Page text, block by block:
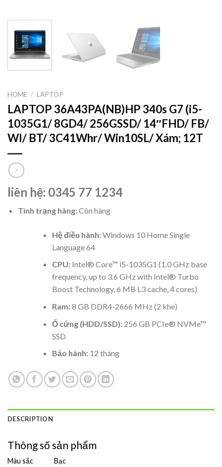
HOME / LAPTOP
LAPTOP 36A43PA(NB)HP 340s G7 (i5-
1035G1/ 8GD4/ 256GSSD/ 14″FHD/ FB/
Wl/ BT/ 3C41Whr/ Win10SL/ Xám; 12T
liên hệ: 0345 77 1234
Tình trạng hàng:Còn hàng
Hệ điều hành:Windows 10 Home Single
Language 64
CPU:Intel® Core™ i5-1035G1 (1.0 GHz base
frequency, up to 3.6 GHz with Intel® Turbo
Boost Technology, 6 MB L3 cache, 4 cores)
Ram:8 GB DDR4-2666 MHz (2 khe)
Ổ cứng (HDD/SSD):256 GB PCIe® NVMe™
SSD
Bảo hành:12 tháng
DESCRIPTION
Thông số sản phẩm
Màu sắc
Bạc